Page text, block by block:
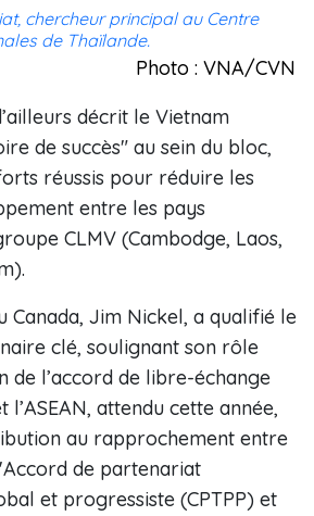
chercheur principal au Centre
de Thaïlande.
Photo : VNA/CVN
décrit le Vietnam
de succès" au sein du bloc,
réussis pour réduire les
entre les pays
CLMV (Cambodge, Laos,
Canada, Jim Nickel, a qualifié le
clé, soulignant son rôle
de l’accord de libre-échange
l’ASEAN, attendu cette année,
au rapprochement entre
de partenariat
et progressiste (CPTPP) et